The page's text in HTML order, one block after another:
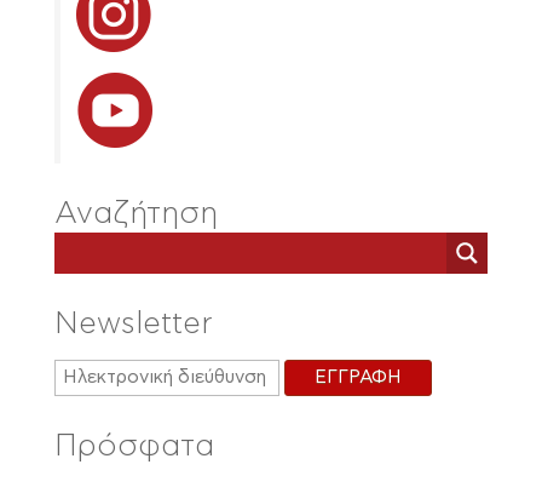
Αναζήτηση
Newsletter
Πρόσφατα